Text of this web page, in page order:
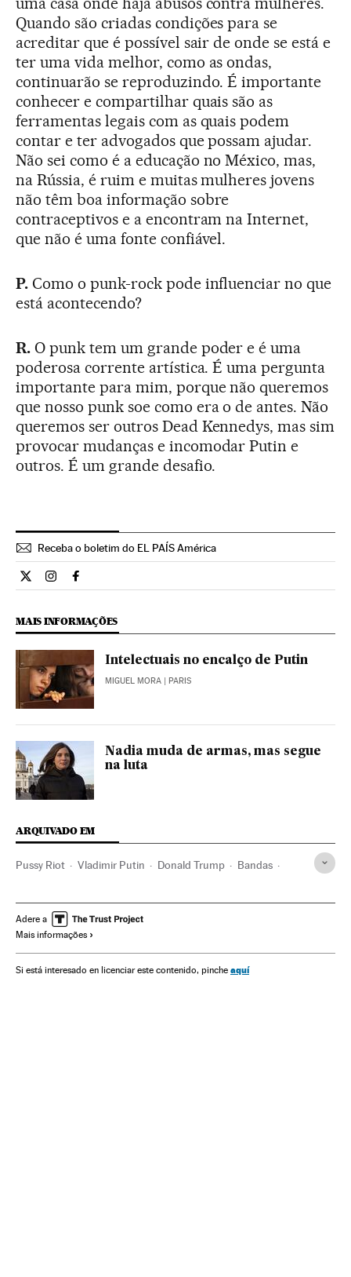
Quando são criadas condições para se
acreditar que é possível sair de onde se está e
ter uma vida melhor, como as ondas,
continuarão se reproduzindo. É importante
conhecer e compartilhar quais são as
ferramentas legais com as quais podem
contar e ter advogados que possam ajudar.
Não sei como é a educação no México, mas,
na Rússia, é ruim e muitas mulheres jovens
não têm boa informação sobre
contraceptivos e a encontram na Internet,
que não é uma fonte confiável.
P. Como o punk-rock pode influenciar no que
está acontecendo?
R.O punk tem um grande poder e é uma
poderosa corrente artística. É uma pergunta
importante para mim, porque não queremos
que nosso punk soe como era o de antes. Não
queremos ser outros Dead Kennedys, mas sim
provocar mudanças e incomodar Putin e
outros. É um grande desafio.
Receba o boletim do EL PAÍS América
Internacional El País Brasil en Twitter
Internacional El País Brasil en Instagram
Internacional El País Brasil en Facebook
MAIS INFORMAÇÕES
Intelectuais no encalço de Putin
MIGUEL MORA | PARIS
Nadia muda de armas, mas segue
na luta
ARQUIVADO EM
Pussy Riot Vladimir Putin Donald Trump Bandas
América Feminismo Movimentos sociais
Adere a
Mais informações
Si está interesado en licenciar este contenido, pinche aquí